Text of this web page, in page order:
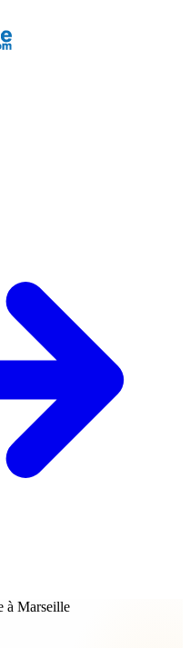
à Marseille